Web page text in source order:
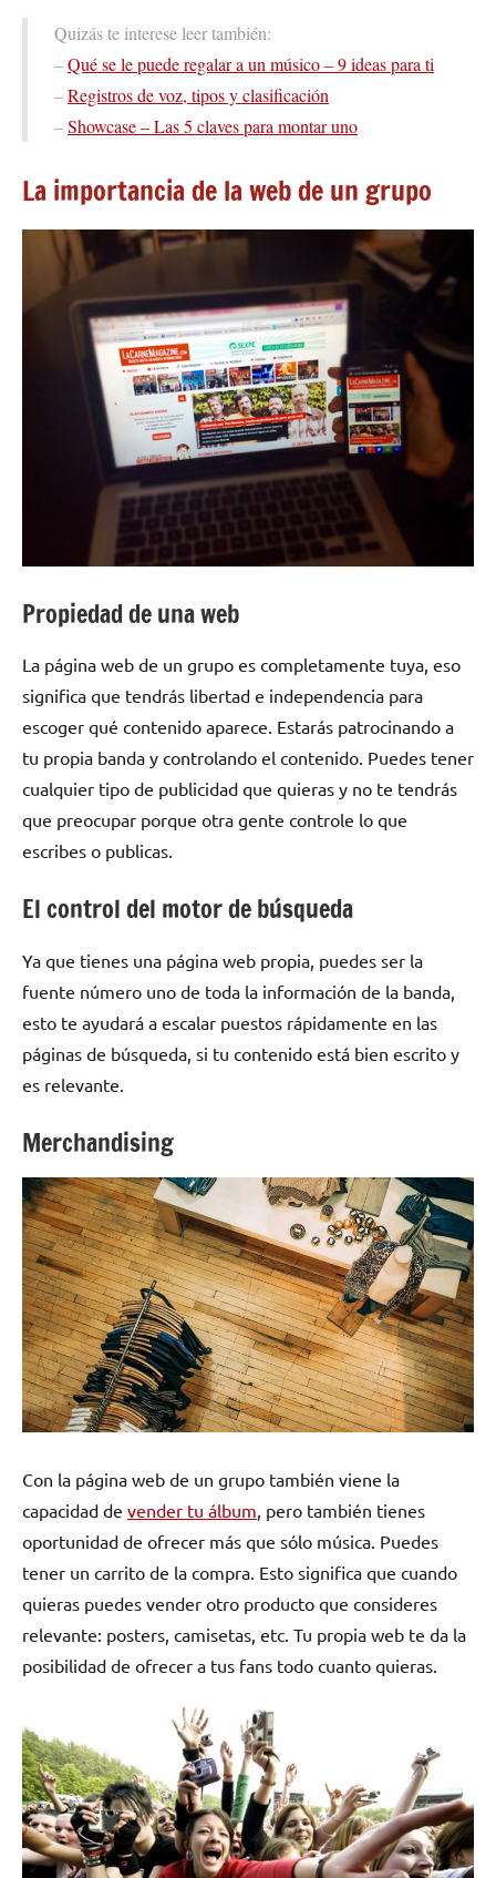
Quizás te interese leer también:
–Qué se le puede regalar a un músico – 9 ideas para ti
–Registros de voz, tipos y clasificación
–Showcase – Las 5 claves para montar uno
La importancia de la web de un grupo
Propiedad de una web
La página web de un grupo es completamente tuya, eso
significa que tendrás libertad e independencia para
escoger qué contenido aparece. Estarás patrocinando a
tu propia banda y controlando el contenido. Puedes tener
cualquier tipo de publicidad que quieras y no te tendrás
que preocupar porque otra gente controle lo que
escribes o publicas.
El control del motor de búsqueda
Ya que tienes una página web propia, puedes ser la
fuente número uno de toda la información de la banda,
esto te ayudará a escalar puestos rápidamente en las
páginas de búsqueda, si tu contenido está bien escrito y
es relevante.
Merchandising
Con la página web de un grupo también viene la
capacidad de vender tu álbum, pero también tienes
oportunidad de ofrecer más que sólo música. Puedes
tener un carrito de la compra. Esto significa que cuando
quieras puedes vender otro producto que consideres
relevante: posters, camisetas, etc. Tu propia web te da la
posibilidad de ofrecer a tus fans todo cuanto quieras.